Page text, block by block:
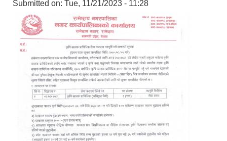
Submitted on: Tue, 11/21/2023 - 11:28